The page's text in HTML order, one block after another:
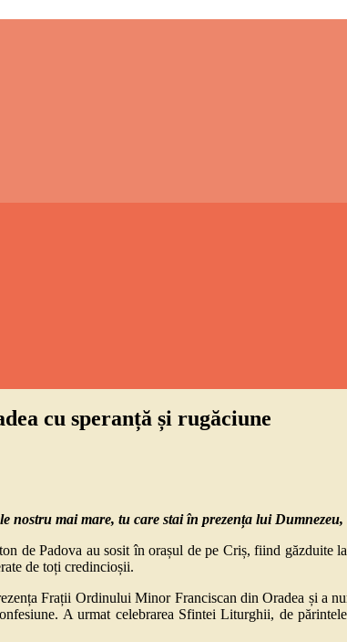
cu speranță și rugăciune
nostru mai mare, tu care stai în prezența lui
de Padova au sosit în orașul de pe Criș, fiind
de toți credincioșii.
Frații Ordinului Minor Franciscan din Oradea și a
A urmat celebrarea Sfintei Liturghii, de